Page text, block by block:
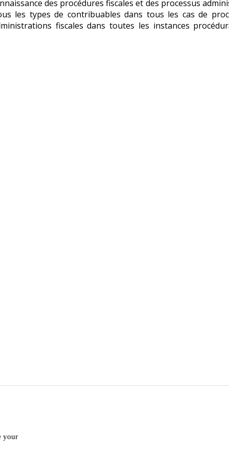
des procédures fiscales et des processus
les types de contribuables dans tous les cas de
fiscales dans toutes les instances
your